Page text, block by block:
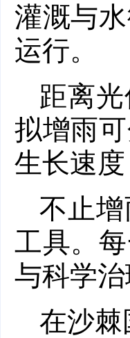
灌溉与
运行。
距离
拟增雨
生长速
不止
工具。
与科学
在沙棘